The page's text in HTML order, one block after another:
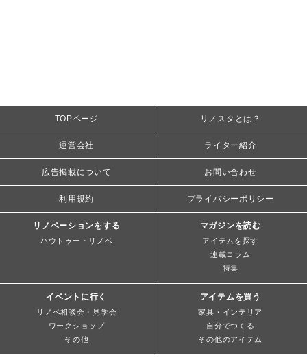
TOPページ リノスタとは？
運営会社 ライター紹介
広告掲載について お問い合わせ
利用規約 プライバシーポリシー
リノベーションをする
ハウトゥー・リノベ
マガジンを読む
アイテムを探す
連載コラム
特集
イベントに行く
リノベ相談会・見学会
ワークショップ
その他
アイテムを買う
家具・インテリア
自分でつくる
その他のアイテム